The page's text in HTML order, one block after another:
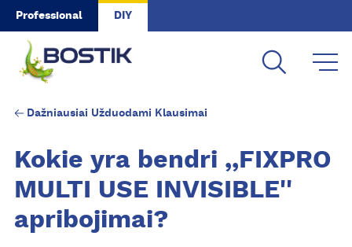
Skip to main content
Professional DIY
Dažniausiai Užduodami Klausimai
Kokie yra bendri ,,FIXPRO
MULTI USE INVISIBLE''
apribojimai?